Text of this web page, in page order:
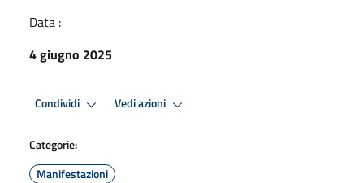
Data :
4 giugno 2025
Condividi Vedi azioni
Categorie:
Manifestazioni